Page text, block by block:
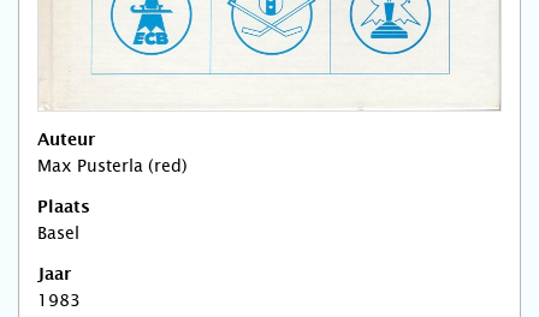
Auteur
Max Pusterla (red)
Plaats
Basel
Jaar
1983